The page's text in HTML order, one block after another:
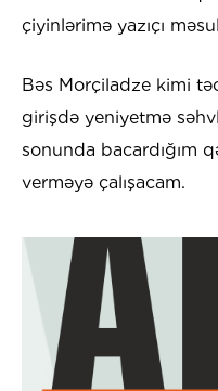
çiyinlərimə yazıçı
Bəs Morçiladze kimi
girişdə yeniyetmə
sonunda bacardığım
verməyə çalışacam.